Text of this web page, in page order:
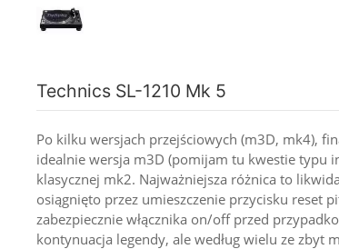
Technics SL-1210 Mk 5
Po kilku wersjach przejściowych (m3D, mk4),
idealnie wersja m3D (pomijam tu kwestie typu
klasycznej mk2. Najważniejsza różnica to
osiągnięto przez umieszczenie przycisku reset
zabezpiecznie włącznika on/off przed
kontynuacja legendy, ale według wielu ze